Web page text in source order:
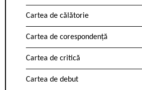
Cartea de călătorie
Cartea de corespondență
Cartea de critică
Cartea de debut